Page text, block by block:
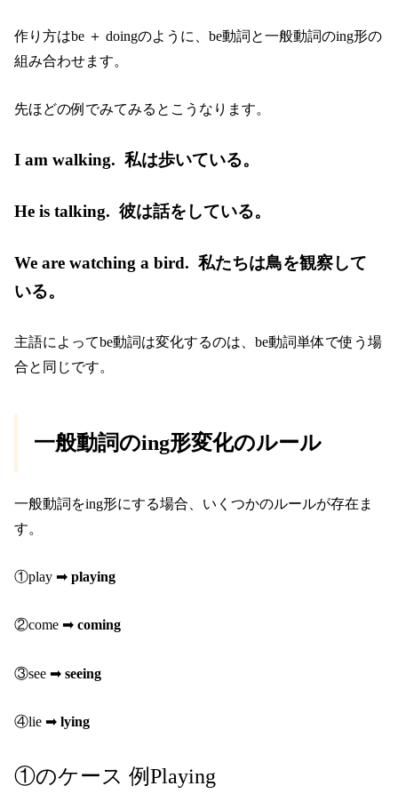
作り方はbe ＋ doingのように、be動詞と一般動詞のing形の
組み合わせます。
先ほどの例でみてみるとこうなります。
I am walking. 私は歩いている。
He is talking. 彼は話をしている。
We are watching a bird. 私たちは鳥を観察して
いる。
主語によってbe動詞は変化するのは、be動詞単体で使う場
合と同じです。
一般動詞のing形変化のルール
一般動詞をing形にする場合、いくつかのルールが存在ま
す。
①play ➡︎playing
②come ➡︎coming
③see ➡︎seeing
④lie ➡︎lying
①のケース 例Playing